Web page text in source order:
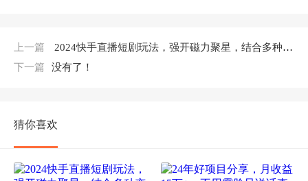
上一篇
2024快手直播短剧玩法，强开磁力聚星，结合多种变现方式日入600+
下一篇
没有了！
猜你喜欢